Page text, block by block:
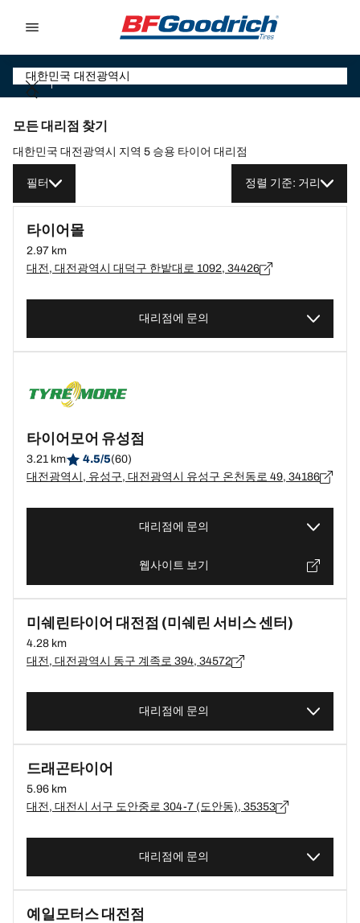
모든 대리점 찾기
대한민국 대전광역시 지역 5 승용 타이어 대리점
필터 정렬 기준: 거리
타이어몰
2.97 km
대전, 대전광역시 대덕구 한밭대로 1092, 34426
대리점에 문의
타이어모어 유성점
3.21 km 4.5/5(60)
대전광역시, 유성구, 대전광역시 유성구 온천동로 49, 34186
대리점에 문의
웹사이트 보기
미쉐린타이어 대전점 (미쉐린 서비스 센터)
4.28 km
대전, 대전광역시 동구 계족로 394, 34572
대리점에 문의
드래곤타이어
5.96 km
대전, 대전시 서구 도안중로 304-7 (도안동), 35353
대리점에 문의
예일모터스 대전점